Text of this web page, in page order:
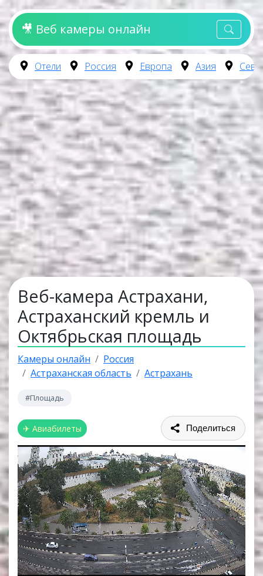
🎥 Веб камеры онлайн
Отели Россия Европа Азия
Веб-камера Астрахани,
Астраханский кремль и
Октябрьская площадь
Камеры онлайн
Россия
Астраханская область
Астрахань
#Площадь
✈ Авиабилеты Поделиться